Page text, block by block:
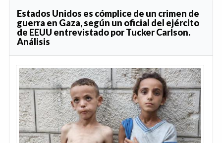
Estados Unidos es cómplice de un crimen de
guerra en Gaza, según un oficial del ejército
de EEUU entrevistado por Tucker Carlson.
Análisis